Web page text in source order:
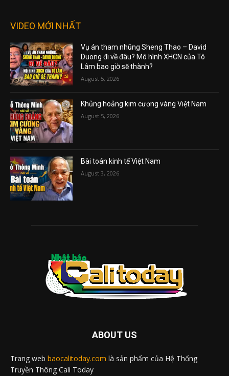
VIDEO MỚI NHẤT
Vụ án tham nhũng Sheng Thao – David
Duong đi về đâu? Mô hình XHCN của Tô
Lâm bao giờ sẽ thành?
August 5, 2026
Khủng hoảng kim cương vàng Việt Nam
August 5, 2026
Bài toán kinh tế Việt Nam
August 3, 2026
ABOUT US
Trang web baocalitoday.com là sản phẩm của Hệ Thống
Truyền Thông Cali Today